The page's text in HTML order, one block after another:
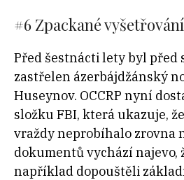
#6 Zpackané vyšetřování
Před šestnácti lety byl před
zastřelen ázerbájdžánský
Huseynov. OCCRP nyní
složku FBI, která ukazuje,
vraždy neprobíhalo zrovna
dokumentů vychází najevo,
například dopouštěli